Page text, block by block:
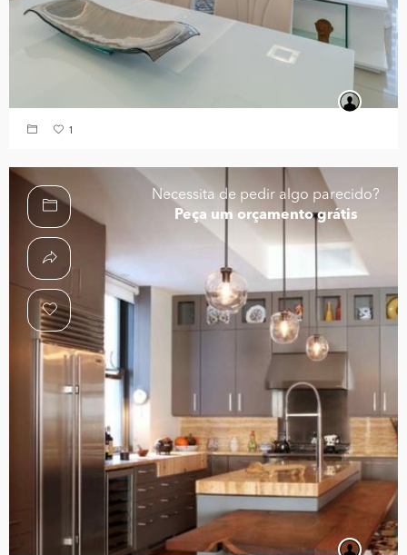
1
Necessita de pedir algo parecido?
Peça um orçamento grátis